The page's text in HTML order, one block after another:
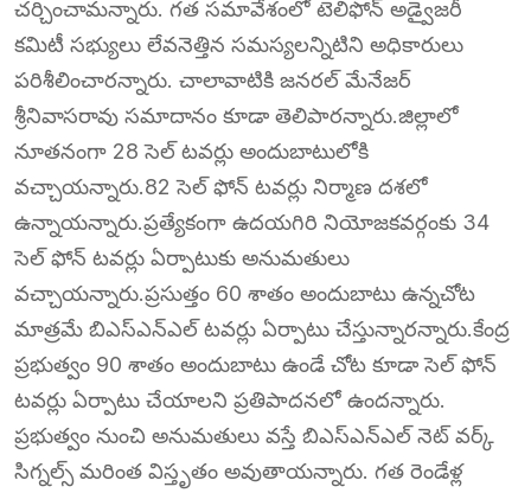
చర్చించామన్నారు. గత సమావేశంలో టెలిఫోన్ అడ్వైజరీ
కమిటీ సభ్యులు లేవనెత్తిన సమస్యలన్నిటిని అధికారులు
పరిశీలించారన్నారు. చాలావాటికి జనరల్ మేనేజర్
శ్రీనివాసరావు సమాదానం కూడా తెలిపారన్నారు.జిల్లాలో
నూతనంగా 28 సెల్ టవర్లు అందుబాటులోకి
వచ్చాయన్నారు.82 సెల్ ఫోన్ టవర్లు నిర్మాణ దశలో
ఉన్నాయన్నారు.ప్రత్యేకంగా ఉదయగిరి నియోజకవర్గంకు 34
సెల్ ఫోన్ టవర్లు ఏర్పాటుకు అనుమతులు
వచ్చాయన్నారు.ప్రసుత్తం 60 శాతం అందుబాటు ఉన్నచోట
మాత్రమే బిఎస్ఎన్ఎల్ టవర్లు ఏర్పాటు చేస్తున్నారన్నారు.కేంద్ర
ప్రభుత్వం 90 శాతం అందుబాటు ఉండే చోట కూడా సెల్ ఫోన్
టవర్లు ఏర్పాటు చేయాలని ప్రతిపాదనలో ఉందన్నారు.
ప్రభుత్వం నుంచి అనుమతులు వస్తే బిఎస్ఎన్ఎల్ నెట్ వర్క్
సిగ్నల్స్ మరింత విస్తృతం అవుతాయన్నారు. గత రెండేళ్ల